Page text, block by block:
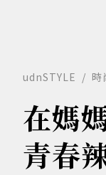
udnSTYLE 時
在媽
青春